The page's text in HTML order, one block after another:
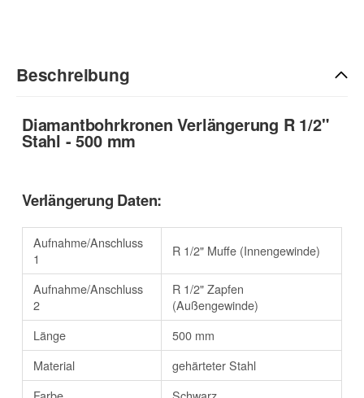
Beschreibung
Diamantbohrkronen Verlängerung R 1/2"
Stahl - 500 mm
Verlängerung Daten:
Aufnahme/Anschluss
1
R 1/2" Muffe (Innengewinde)
Aufnahme/Anschluss
2
R 1/2" Zapfen
(Außengewinde)
Länge
500 mm
Material
gehärteter Stahl